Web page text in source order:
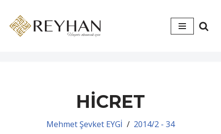
İçeriğe
HİCRET
Mehmet Şevket EYGİ 2014/2 - 34